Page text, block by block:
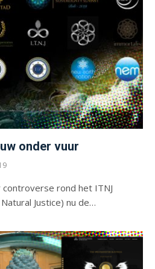
onder vuur
rond het ITNJ
Justice) nu de…